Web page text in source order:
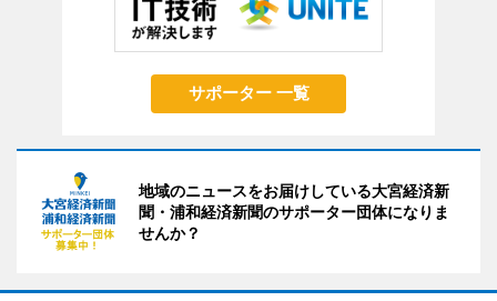
サポーター 一覧
地域のニュースをお届けしている大宮経済新
聞・浦和経済新聞のサポーター団体になりま
せんか？